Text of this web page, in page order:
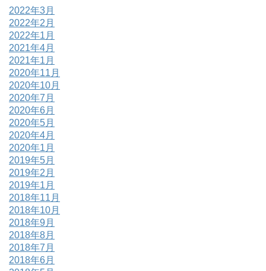
2022年3月
2022年2月
2022年1月
2021年4月
2021年1月
2020年11月
2020年10月
2020年7月
2020年6月
2020年5月
2020年4月
2020年1月
2019年5月
2019年2月
2019年1月
2018年11月
2018年10月
2018年9月
2018年8月
2018年7月
2018年6月